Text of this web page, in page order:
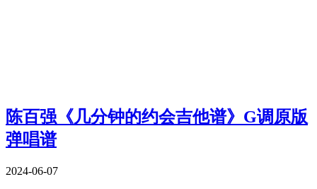
陈百强《几分钟的约会吉他谱》G调原版
弹唱谱
2024-06-07